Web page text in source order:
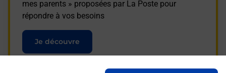
mes parents » proposées par La Poste pour
répondre à vos besoins
Je découvre